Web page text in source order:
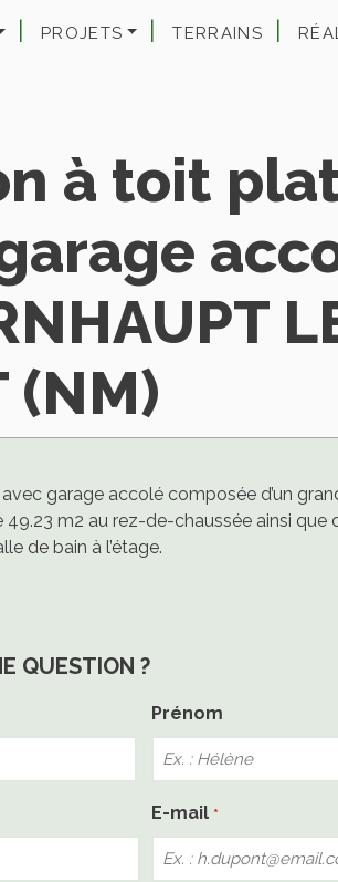
PROJETS TERRAINS
à toit
(NM)
garage accolé composée d’un
m2 au rez-de-chaussée ainsi que
de bain à l’étage.
QUESTION ?
Prénom
E-mail *